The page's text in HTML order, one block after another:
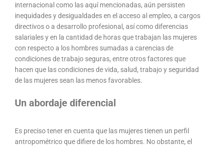
internacional como las aquí mencionadas, aún persisten
inequidades y desigualdades en el acceso al empleo, a cargos
directivos o a desarrollo profesional, así como diferencias
salariales y en la cantidad de horas que trabajan las mujeres
con respecto a los hombres sumadas a carencias de
condiciones de trabajo seguras, entre otros factores que
hacen que las condiciones de vida, salud, trabajo y seguridad
de las mujeres sean las menos favorables.
Un abordaje diferencial
Es preciso tener en cuenta que las mujeres tienen un perfil
antropométrico que difiere de los hombres. No obstante, el